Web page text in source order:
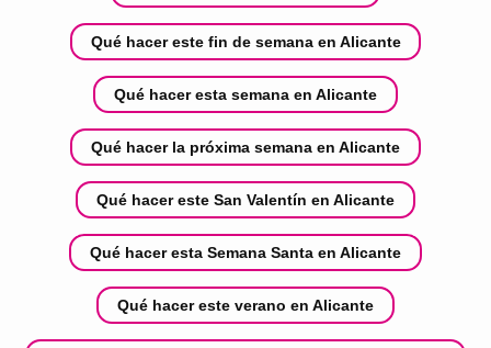
Qué hacer este fin de semana en Alicante
Qué hacer esta semana en Alicante
Qué hacer la próxima semana en Alicante
Qué hacer este San Valentín en Alicante
Qué hacer esta Semana Santa en Alicante
Qué hacer este verano en Alicante